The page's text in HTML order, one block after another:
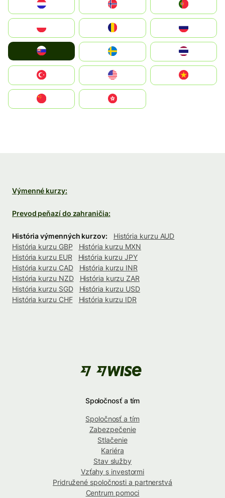
United States
中國香港特別行政區
Výmenné kurzy:
Prevod peňazí do zahraničia:
História výmenných kurzov:
História kurzu AUD
História kurzu GBP
História kurzu MXN
História kurzu EUR
História kurzu JPY
História kurzu CAD
História kurzu INR
História kurzu NZD
História kurzu ZAR
História kurzu SGD
História kurzu USD
História kurzu CHF
História kurzu IDR
Spoločnosť a tím
Spoločnosť a tím
Zabezpečenie
Stlačenie
Kariéra
Stav služby
Vzťahy s investormi
Pridružené spoločnosti a partnerstvá
Centrum pomoci